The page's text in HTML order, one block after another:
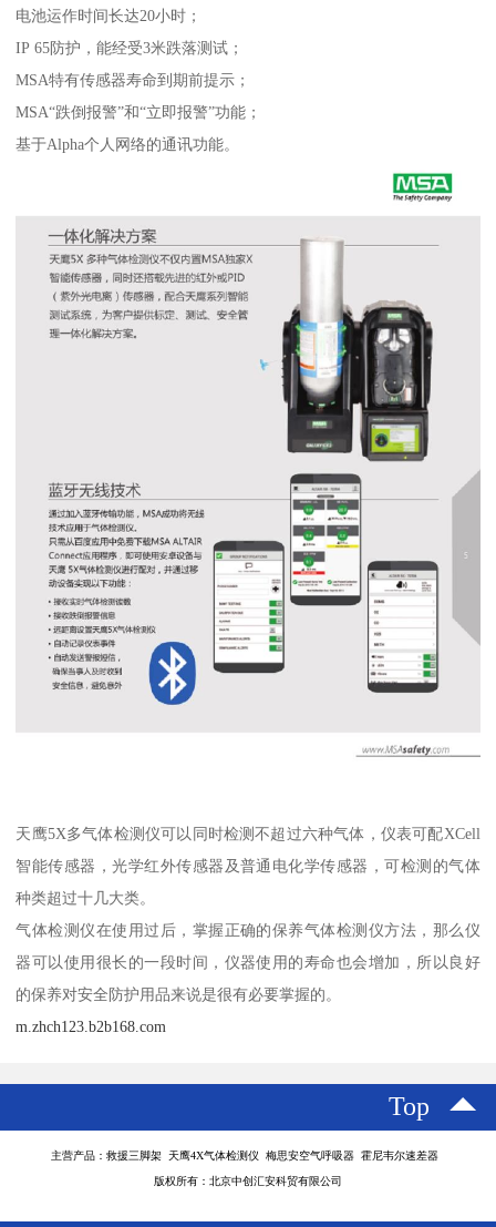
电池运作时间长达20小时；
IP 65防护，能经受3米跌落测试；
MSA特有传感器寿命到期前提示；
MSA“跌倒报警”和“立即报警”功能；
基于Alpha个人网络的通讯功能。
天鹰5X多气体检测仪可以同时检测不超过六种气体，仪表可配XCell
智能传感器，光学红外传感器及普通电化学传感器，可检测的气体
种类超过十几大类。
气体检测仪在使用过后，掌握正确的保养气体检测仪方法，那么仪
器可以使用很长的一段时间，仪器使用的寿命也会增加，所以良好
的保养对安全防护用品来说是很有必要掌握的。
m.zhch123.b2b168.com
Top
主营产品：救援三脚架 天鹰4X气体检测仪 梅思安空气呼吸器 霍尼韦尔速差器
版权所有：北京中创汇安科贸有限公司